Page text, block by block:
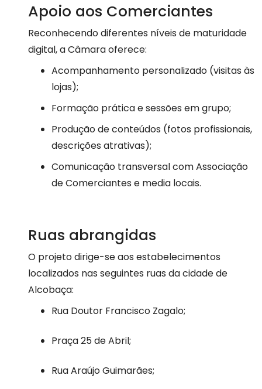
Apoio aos Comerciantes
Reconhecendo diferentes níveis de maturidade
digital, a Câmara oferece:
Acompanhamento personalizado (visitas às
lojas);
Formação prática e sessões em grupo;
Produção de conteúdos (fotos profissionais,
descrições atrativas);
Comunicação transversal com Associação
de Comerciantes e media locais.
Ruas abrangidas
O projeto dirige-se aos estabelecimentos
localizados nas seguintes ruas da cidade de
Alcobaça:
Rua Doutor Francisco Zagalo;
Praça 25 de Abril;
Rua Araújo Guimarães;